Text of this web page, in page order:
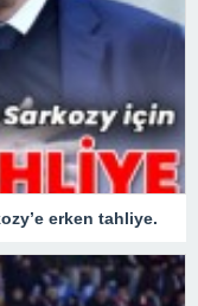
erken tahliye.